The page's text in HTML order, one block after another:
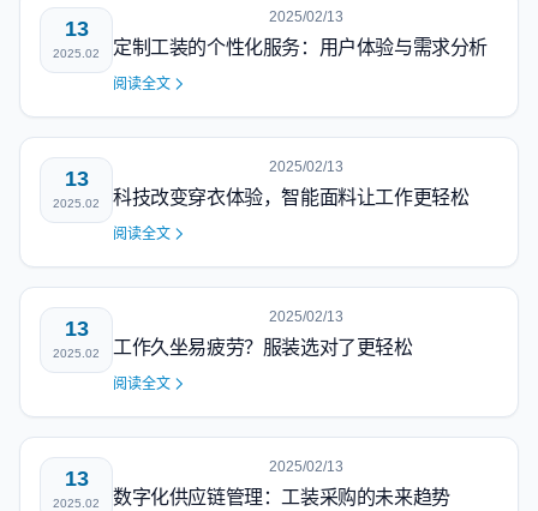
13
2025.02
2025/02/13
定制工装的个性化服务：用户体验与需求分析
阅读全文
13
2025.02
2025/02/13
科技改变穿衣体验，智能面料让工作更轻松
阅读全文
13
2025.02
2025/02/13
工作久坐易疲劳？服装选对了更轻松
阅读全文
13
2025.02
2025/02/13
数字化供应链管理：工装采购的未来趋势